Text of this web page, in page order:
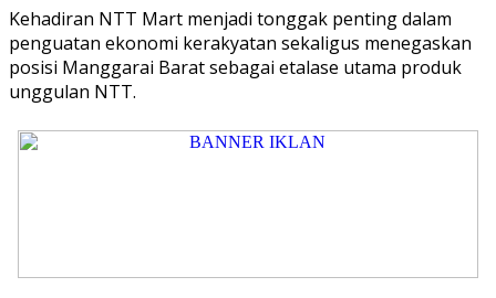
Kehadiran NTT Mart menjadi tonggak penting dalam
penguatan ekonomi kerakyatan sekaligus menegaskan
posisi Manggarai Barat sebagai etalase utama produk
unggulan NTT.